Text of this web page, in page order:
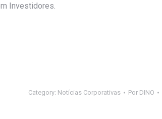
Investidores.
Category: Notícias Corporativas Por DINO